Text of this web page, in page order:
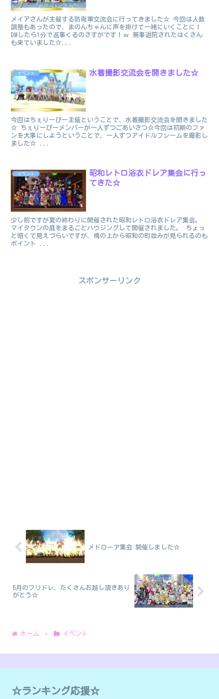
メイアさんが主催する防衛軍交流会に行ってきました☆ 今回は人数
調整もあったので、まのんちゃんに声を掛けて一緒にいくことに！
DMしたら1分で返事くるのさすがです！ｗ 無事退院されたはくさん
も来ていました☆...
イベント 水着撮影交流会を開きました☆
今回はちぇりーぴー主催ということで、水着撮影交流会を開きました
☆ ちぇりーぴーメンバーが一人ずつごあいさつ☆今回は初期のファ
ンを大事にしようということで、一人ずつアイドルフレームを撮影し
ました☆ ...
イベント
昭和レトロ浴衣ドレア集会に行っ
てきた☆
少し前ですが夏の終わりに開催された昭和レトロ浴衣ドレア集会。
マイタウンの庭をまるごとハウジングして開催されました。 ちょっ
と暗くて見えづらいですが、橋の上から昭和の町並みが見られるのも
ポイント ...
スポンサーリンク
メドローア集会 開催しました☆
5月のフリドレ、たくさんお越し頂きあり
がとう☆
ホーム イベント
☆ランキング応援☆